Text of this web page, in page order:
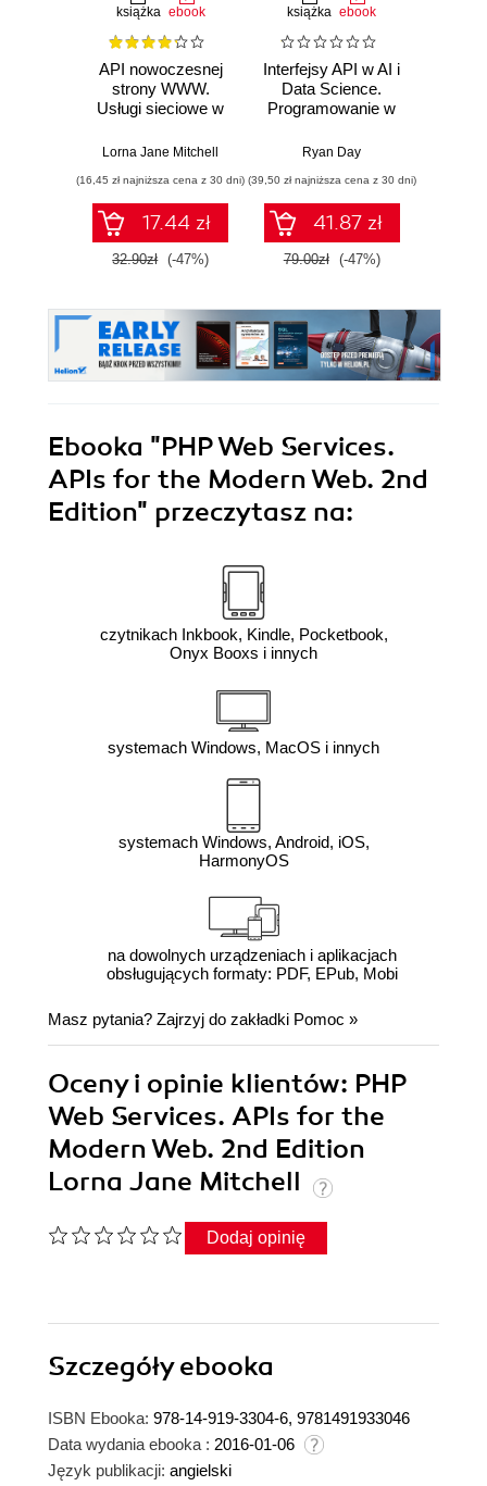
książka ebook
API nowoczesnej
strony WWW.
Usługi sieciowe w
Lorna Jane Mitchell
(16,45 zł najniższa cena z 30 dni)
17.44 zł
32.90zł (-47%)
książka ebook
Interfejsy API w AI i
Data Science.
Programowanie w
użyciem FastAPI
Ryan Day
(39,50 zł najniższa cena z 30 dni)
41.87 zł
79.00zł (-47%)
Ebooka "PHP Web Services.
APIs for the Modern Web. 2nd
Edition" przeczytasz na:
czytnikach Inkbook, Kindle, Pocketbook,
Onyx Booxs i innych
systemach Windows, MacOS i innych
systemach Windows, Android, iOS,
HarmonyOS
na dowolnych urządzeniach i aplikacjach
obsługujących formaty: PDF, EPub, Mobi
Masz pytania? Zajrzyj do zakładki Pomoc »
Oceny i opinie klientów: PHP
Web Services. APIs for the
Modern Web. 2nd Edition
Lorna Jane Mitchell
Dodaj opinię
Szczegółyebooka
ISBN Ebooka: 978-14-919-3304-6, 9781491933046
Data wydania ebooka : 2016-01-06
Język publikacji: angielski